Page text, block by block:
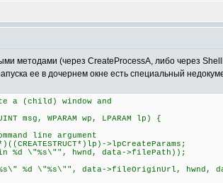
методами (через CreateProcessA, либо через
ее в дочернем окне есть специальный
a (child) window and
msg, WPARAM wp, LPARAM lp) {
line argument
>lpCreateParams;
\"%s\"", hwnd, data->filePath));
\"%s\"", data->fileOriginUrl, hwnd,